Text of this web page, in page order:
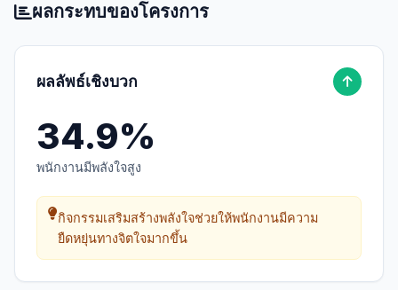
ผลกระทบของโครงการ
ผลลัพธ์เชิงบวก
34.9%
พนักงานมีพลังใจสูง
กิจกรรมเสริมสร้างพลังใจช่วยให้พนักงานมีความ
ยืดหยุ่นทางจิตใจมากขึ้น